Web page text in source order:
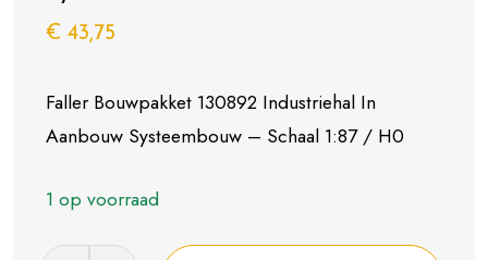
€ 43,75
Faller Bouwpakket 130892 Industriehal In
Aanbouw Systeembouw – Schaal 1:87 / H0
1 op voorraad